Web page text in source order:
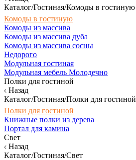
Каталог/Гостиная/Комоды в гостиную
Комоды в гостиную
Комоды из массива
Комоды из массива дуба
Комоды из массива сосны
Недорого
Модульная гостиная
Модульная мебель Молодечно
Полки для гостиной
Назад
Каталог/Гостиная/Полки для гостиной
Полки для гостиной
Книжные полки из дерева
Портал для камина
Свет
Назад
Каталог/Гостиная/Свет